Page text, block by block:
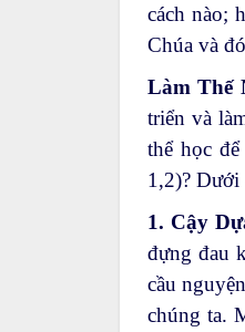
cách nào;
Chúa và
Làm Thế
triển và
thể học
1,2)? Dưới
1. Cậy
đựng đau
cầu
chúng ta.